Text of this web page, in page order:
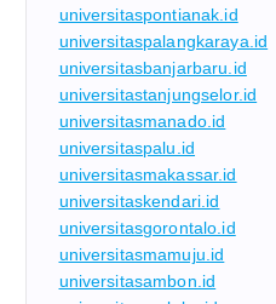
universitaspontianak.id
universitaspalangkaraya.id
universitasbanjarbaru.id
universitastanjungselor.id
universitasmanado.id
universitaspalu.id
universitasmakassar.id
universitaskendari.id
universitasgorontalo.id
universitasmamuju.id
universitasambon.id